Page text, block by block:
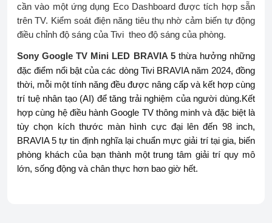
cần vào một ứng dụng Eco Dashboard được tích hợp sẵn
trên TV. Kiểm soát điện năng tiêu thụ nhờ cảm biến tự động
điều chỉnh độ sáng của Tivi theo độ sáng của phòng.
Sony Google TV Mini LED BRAVIA 5 thừa hưởng những
đặc điểm nổi bật của các dòng Tivi BRAVIA năm 2024, đồng
thời, mỗi một tính năng đều được nâng cấp và kết hợp cùng
trí tuệ nhân tạo (AI) để tăng trải nghiệm của người dùng.Kết
hợp cùng hệ điều hành Google TV thông minh và đặc biệt là
tùy chọn kích thước màn hình cực đại lên đến 98 inch,
BRAVIA 5 tự tin định nghĩa lại chuẩn mực giải trí tại gia, biến
phòng khách của bạn thành một trung tâm giải trí quy mô
lớn, sống động và chân thực hơn bao giờ hết.